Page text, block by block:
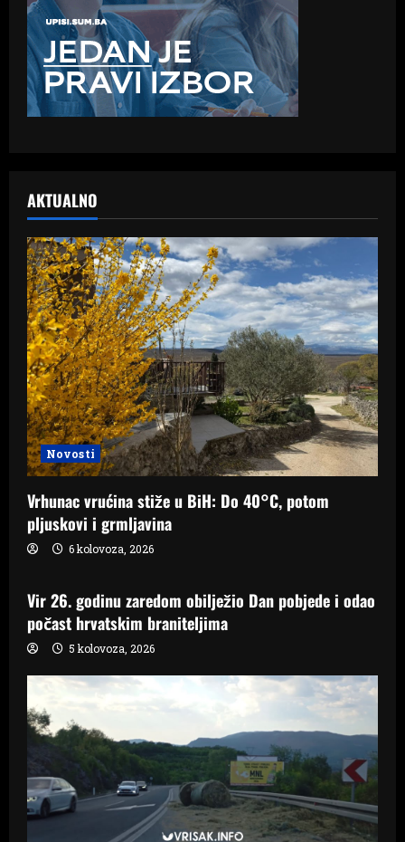
AKTUALNO
Novosti
Vrhunac vrućina stiže u BiH: Do 40°C, potom
pljuskovi i grmljavina
6 kolovoza, 2026
Samo Hercegovina
Vir 26. godinu zaredom obilježio Dan pobjede i odao
počast hrvatskim braniteljima
5 kolovoza, 2026